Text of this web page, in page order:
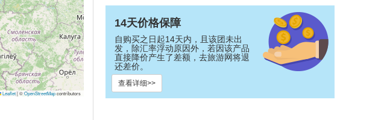
Leaflet|©OpenStreetMapcontributors
14天价格保障
自购买之日起14天内，且该团未出
发，除汇率浮动原因外，若因该产品
直接降价产生了差额，去旅游网将退
还差价。
查看详细>>